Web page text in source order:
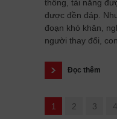
thông, tài năng
được đền đáp.
đoạn khó khăn,
người thay đổi, con
Đọc thêm
1 2 3 4